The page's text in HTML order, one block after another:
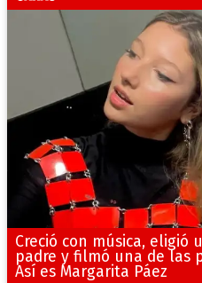
Creció con música, eligió
padre y filmó una de las
Así es Margarita Páez